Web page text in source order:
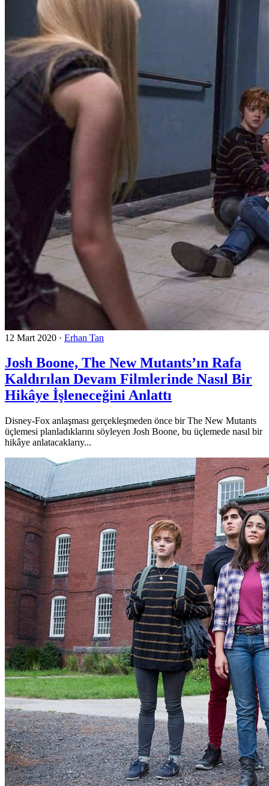
12 Mart 2020 · Erhan Tan
Josh Boone, The New Mutants’ın Rafa
Kaldırılan Devam Filmlerinde Nasıl Bir
Hikâye İşleneceğini Anlattı
Disney-Fox anlaşması gerçekleşmeden önce bir The New Mutants
üçlemesi planladıklarını söyleyen Josh Boone, bu üçlemede nasıl bir
hikâye anlatacaklarıy...